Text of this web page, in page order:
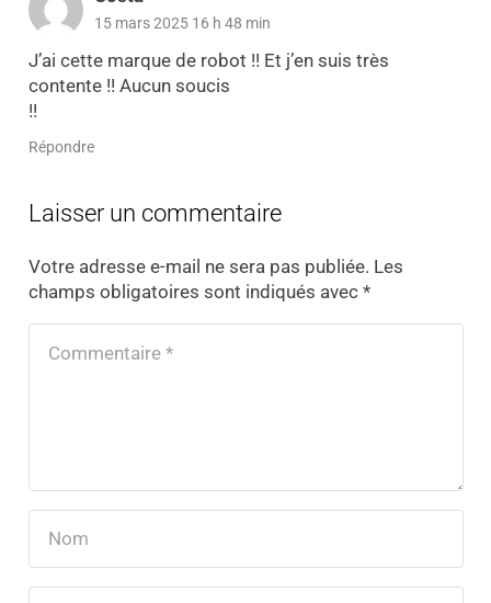
15 mars 2025 16 h 48 min
J’ai cette marque de robot !! Et j’en suis très
contente !! Aucun soucis
!!
Répondre
Laisser un commentaire
Votre adresse e-mail ne sera pas publiée. Les
champs obligatoires sont indiqués avec *